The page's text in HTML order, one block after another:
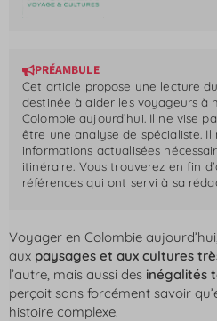
PRÉAMBULE
Cet article propose une lecture
destinée à aider les voyageurs à
Colombie aujourd’hui. Il ne vise
être une analyse de spécialiste. Il
informations actualisées
itinéraire. Vous trouverez en fin
références qui ont servi à sa
Voyager en Colombie
aux paysages et aux cultures
l’autre, mais aussi des inégalités
perçoit sans forcément savoir
histoire complexe.